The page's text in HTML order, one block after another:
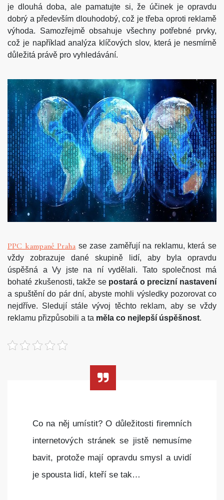
je dlouhá doba, ale pamatujte si, že účinek je opravdu
dobrý a především dlouhodobý, což je třeba oproti reklamě
výhoda. Samozřejmě obsahuje všechny potřebné prvky,
což je například analýza klíčových slov, která je nesmírně
důležitá právě pro vyhledávání.
PPC kampaně Praha se zase zaměřují na reklamu, která se
vždy zobrazuje dané skupině lidí, aby byla opravdu
úspěšná a Vy jste na ní vydělali. Tato společnost má
bohaté zkušenosti, takže se postará o precizní nastavení
a spuštění do pár dní, abyste mohli výsledky pozorovat co
nejdříve. Sledují stále vývoj těchto reklam, aby se vždy
reklamu přizpůsobili a ta měla co nejlepší úspěšnost.
Co na něj umístit? O důležitosti firemních
internetových stránek se jistě nemusíme
bavit, protože mají opravdu smysl a uvidí
je spousta lidí, kteří se tak…